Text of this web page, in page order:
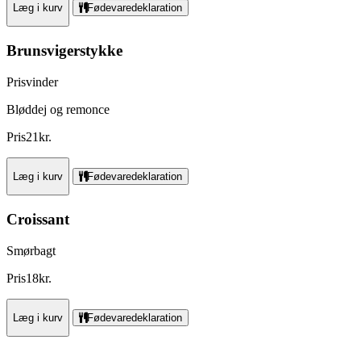
Læg i kurv Fødevaredeklaration
Brunsvigerstykke
Prisvinder
Bløddej og remonce
Pris21kr.
Læg i kurv Fødevaredeklaration
Croissant
Smørbagt
Pris18kr.
Læg i kurv Fødevaredeklaration